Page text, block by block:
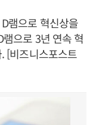
램으로 혁신상을
으로 3년 연속 혁
[비즈니스포스트